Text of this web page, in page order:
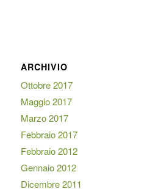
ARCHIVIO
Ottobre 2017
Maggio 2017
Marzo 2017
Febbraio 2017
Febbraio 2012
Gennaio 2012
Dicembre 2011